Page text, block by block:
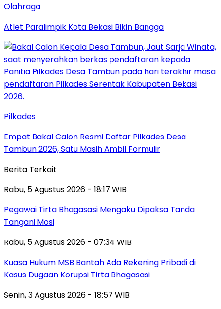
Olahraga
Atlet Paralimpik Kota Bekasi Bikin Bangga
Pilkades
Empat Bakal Calon Resmi Daftar Pilkades Desa
Tambun 2026, Satu Masih Ambil Formulir
Berita Terkait
Rabu, 5 Agustus 2026 - 18:17 WIB
Pegawai Tirta Bhagasasi Mengaku Dipaksa Tanda
Tangani Mosi
Rabu, 5 Agustus 2026 - 07:34 WIB
Kuasa Hukum MSB Bantah Ada Rekening Pribadi di
Kasus Dugaan Korupsi Tirta Bhagasasi
Senin, 3 Agustus 2026 - 18:57 WIB